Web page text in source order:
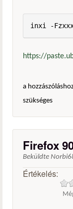
inxi -
https://
a
szükséges
Firefox
Beküldte
Értékelés: